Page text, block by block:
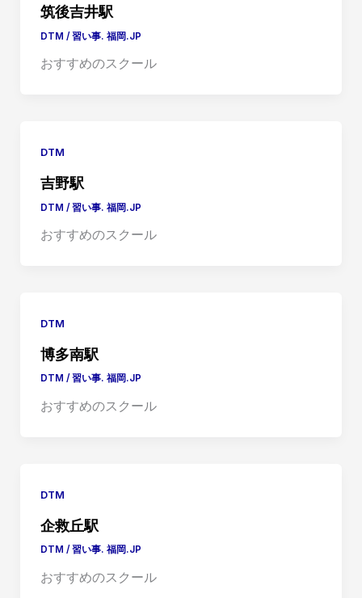
筑後吉井駅
DTM /習い事. 福岡.JP
おすすめのスクール
DTM
吉野駅
DTM /習い事. 福岡.JP
おすすめのスクール
DTM
博多南駅
DTM / 習い事. 福岡.JP
おすすめのスクール
DTM
企救丘駅
DTM / 習い事. 福岡.JP
おすすめのスクール